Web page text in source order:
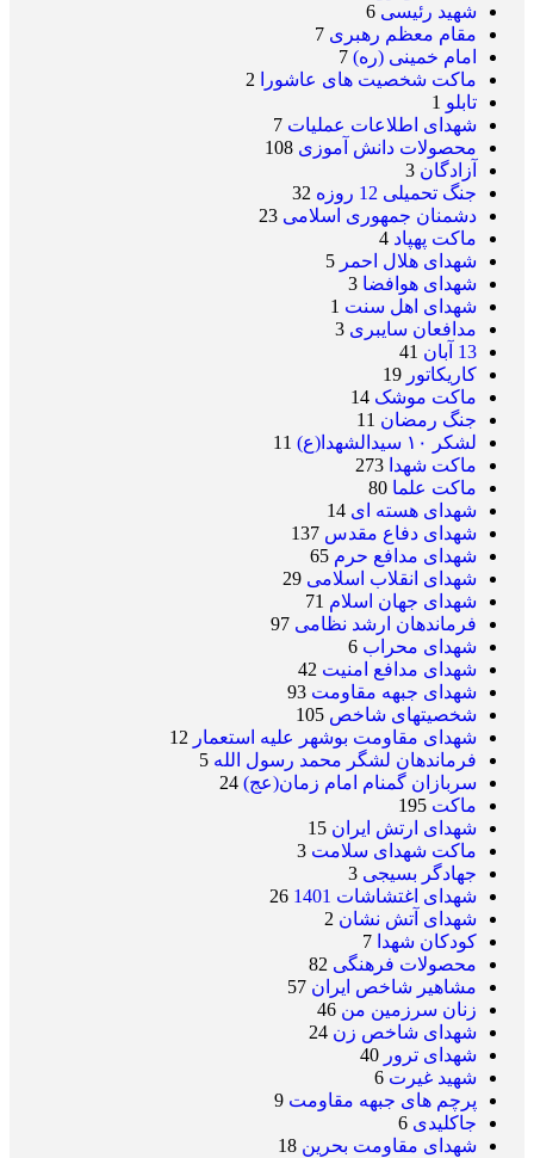
شهید رئیسی 6
مقام معظم رهبری 7
امام خمینی (ره) 7
ماکت شخصیت های عاشورا
2
تابلو 1
شهدای اطلاعات عملیات 7
محصولات دانش آموزی 108
آزادگان 3
جنگ تحمیلی 12 روزه
32
دشمنان جمهوری اسلامی 23
ماکت پهپاد 4
شهدای هلال احمر 5
شهدای هوافضا 3
شهدای اهل سنت 1
مدافعان سایبری 3
13 آبان
41
کاریکاتور 19
ماکت موشک 14
جنگ رمضان 11
لشکر ۱۰ سیدالشهدا(ع)
11
ماکت شهدا 273
ماکت علما 80
شهدای هسته ای 14
شهدای دفاع مقدس 137
شهدای مدافع حرم 65
شهدای انقلاب اسلامی 29
شهدای جهان اسلام 71
فرماندهان ارشد نظامی 97
شهدای محراب 6
شهدای مدافع امنیت 42
شهدای جبهه مقاومت 93
شخصیتهای شاخص 105
شهدای مقاومت بوشهر علیه استعمار 12
فرماندهان لشگر محمد رسول الله 5
سربازان گمنام امام زمان(عج) 24
ماکت 195
شهدای ارتش ایران 15
ماکت شهدای سلامت 3
جهادگر بسیجی 3
شهدای اغتشاشات 1401
26
شهدای آتش نشان 2
کودکان شهدا 7
محصولات فرهنگی 82
مشاهیر شاخص ایران 57
زنان سرزمین من 46
شهدای شاخص زن 24
شهدای ترور 40
شهید غیرت 6
پرچم های جبهه مقاومت 9
جاکلیدی 6
شهدای مقاومت بحرین 18